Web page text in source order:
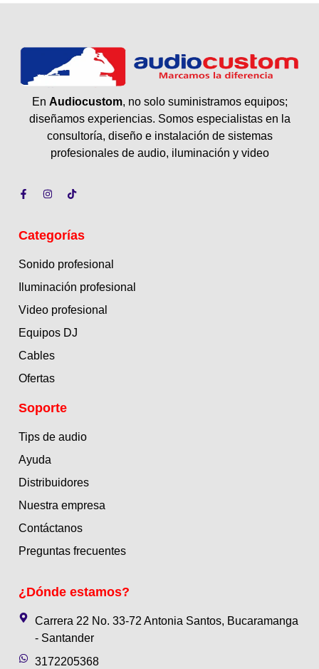
En Audiocustom, no solo suministramos equipos;
diseñamos experiencias. Somos especialistas en la
consultoría, diseño e instalación de sistemas
profesionales de audio, iluminación y video
Categorías
Sonido profesional
Iluminación profesional
Video profesional
Equipos DJ
Cables
Ofertas
Soporte
Tips de audio
Ayuda
Distribuidores
Nuestra empresa
Contáctanos
Preguntas frecuentes
¿Dónde estamos?
Carrera 22 No. 33-72 Antonia Santos, Bucaramanga
- Santander
3172205368